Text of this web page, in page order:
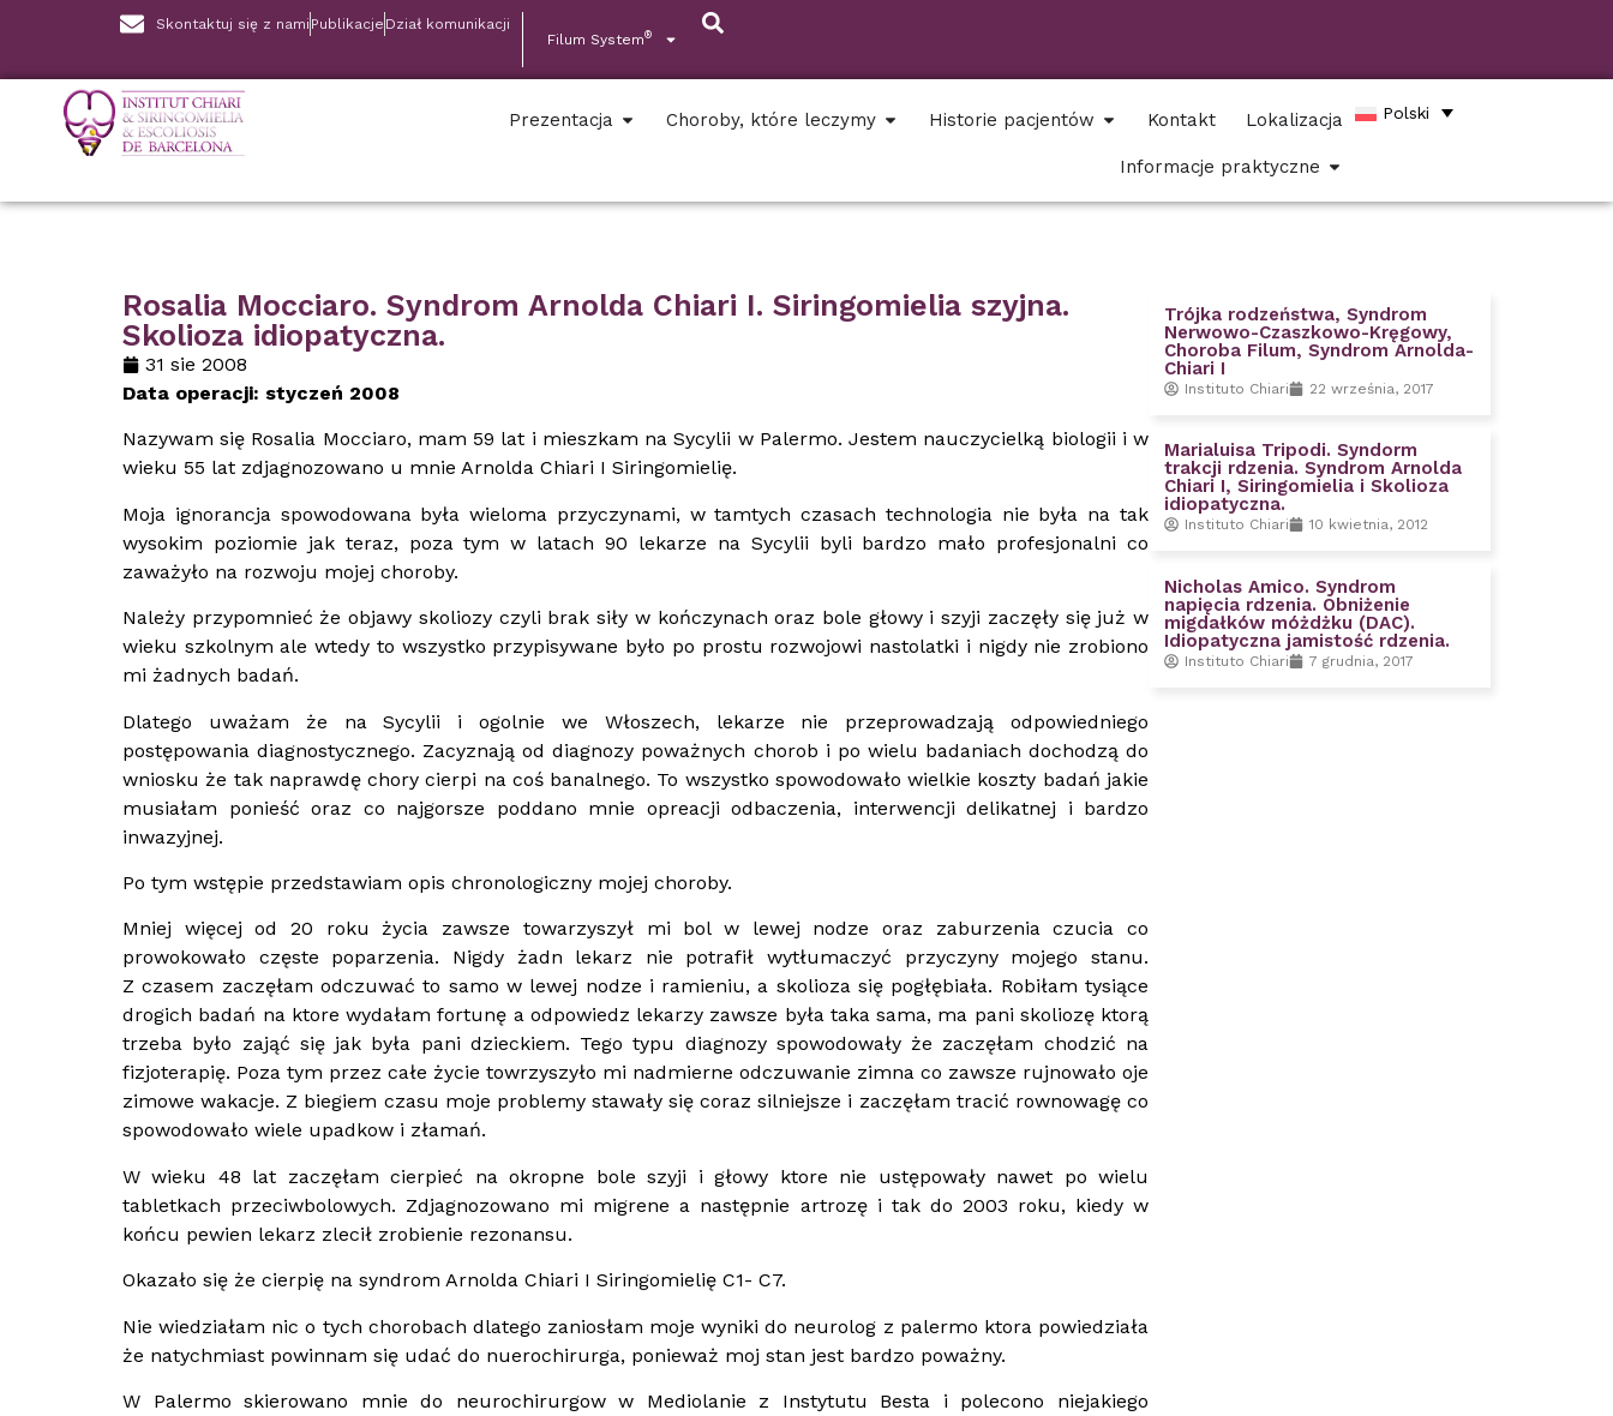
Skontaktuj się z nami Publikacje Dział komunikacji
Filum System®
Prezentacja Choroby, które leczymy Historie pacjentów Kontakt Lokalizacja
Informacje praktyczne
Polski
Rosalia Mocciaro. Syndrom Arnolda Chiari I. Siringomielia szyjna.
Skolioza idiopatyczna.
31 sie 2008
Data operacji: styczeń 2008
Nazywam się Rosalia Mocciaro, mam 59 lat i mieszkam na Sycylii w Palermo. Jestem nauczycielką biologii i w
wieku 55 lat zdjagnozowano u mnie Arnolda Chiari I Siringomielię.
Moja ignorancja spowodowana była wieloma przyczynami, w tamtych czasach technologia nie była na tak
wysokim poziomie jak teraz, poza tym w latach 90 lekarze na Sycylii byli bardzo mało profesjonalni co
zaważyło na rozwoju mojej choroby.
Należy przypomnieć że objawy skoliozy czyli brak siły w kończynach oraz bole głowy i szyji zaczęły się już w
wieku szkolnym ale wtedy to wszystko przypisywane było po prostu rozwojowi nastolatki i nigdy nie zrobiono
mi żadnych badań.
Dlatego uważam że na Sycylii i ogolnie we Włoszech, lekarze nie przeprowadzają odpowiedniego
postępowania diagnostycznego. Zacyznają od diagnozy poważnych chorob i po wielu badaniach dochodzą do
wniosku że tak naprawdę chory cierpi na coś banalnego. To wszystko spowodowało wielkie koszty badań jakie
musiałam ponieść oraz co najgorsze poddano mnie opreacji odbaczenia, interwencji delikatnej i bardzo
inwazyjnej.
Po tym wstępie przedstawiam opis chronologiczny mojej choroby.
Mniej więcej od 20 roku życia zawsze towarzyszył mi bol w lewej nodze oraz zaburzenia czucia co
prowokowało częste poparzenia. Nigdy żadn lekarz nie potrafił wytłumaczyć przyczyny mojego stanu.
Z czasem zaczęłam odczuwać to samo w lewej nodze i ramieniu, a skolioza się pogłębiała. Robiłam tysiące
drogich badań na ktore wydałam fortunę a odpowiedz lekarzy zawsze była taka sama, ma pani skoliozę ktorą
trzeba było zająć się jak była pani dzieckiem. Tego typu diagnozy spowodowały że zaczęłam chodzić na
fizjoterapię. Poza tym przez całe życie towrzyszyło mi nadmierne odczuwanie zimna co zawsze rujnowało oje
zimowe wakacje. Z biegiem czasu moje problemy stawały się coraz silniejsze i zaczęłam tracić rownowagę co
spowodowało wiele upadkow i złamań.
W wieku 48 lat zaczęłam cierpieć na okropne bole szyji i głowy ktore nie ustępowały nawet po wielu
tabletkach przeciwbolowych. Zdjagnozowano mi migrene a następnie artrozę i tak do 2003 roku, kiedy w
końcu pewien lekarz zlecił zrobienie rezonansu.
Okazało się że cierpię na syndrom Arnolda Chiari I Siringomielię C1- C7.
Nie wiedziałam nic o tych chorobach dlatego zaniosłam moje wyniki do neurolog z palermo ktora powiedziała
że natychmiast powinnam się udać do nuerochirurga, ponieważ moj stan jest bardzo poważny.
W Palermo skierowano mnie do neurochirurgow w Mediolanie z Instytutu Besta i polecono niejakiego
Trójka rodzeństwa, Syndrom
Nerwowo-Czaszkowo-Kręgowy,
Choroba Filum, Syndrom Arnolda-
Chiari I
Instituto Chiari 22 września, 2017
Marialuisa Tripodi. Syndorm
trakcji rdzenia. Syndrom Arnolda
Chiari I, Siringomielia i Skolioza
idiopatyczna.
Instituto Chiari 10 kwietnia, 2012
Nicholas Amico. Syndrom
napięcia rdzenia. Obniżenie
migdałków móżdżku (DAC).
Idiopatyczna jamistość rdzenia.
Instituto Chiari 7 grudnia, 2017